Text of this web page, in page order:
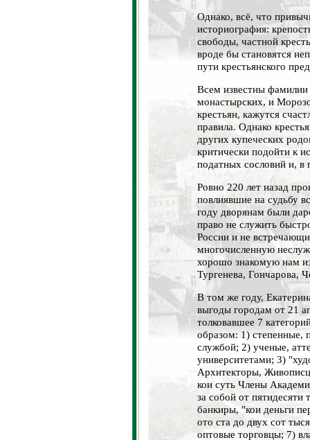
Однако, всё, что
историография:
свободы, частной
вроде бы становятся
пути крестьянского
Всем известны
монастырских, и
крестьян, кажутся
правила. Однако
других купеческих
критически подойти к
податных сословий и, в
Ровно 220 лет назад
повлиявшие на судьбу
году дворянам были
право не служить
России и не
многочисленную
хорошо знакомую нам
Тургенева, Гончарова,
В том же году,
выгоды городам от 21
толковавшее 7
образом: 1) степенные,
службой; 2) ученые,
университетами; 3)
Архитекторы,
кои суть Члены
за собой от пятидесяти
банкиры, "кои деньги
ото ста до двух сот
оптовые торговцы; 7)